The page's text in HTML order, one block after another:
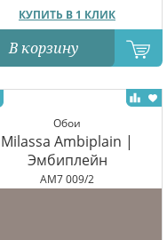
КУПИТЬ В 1 КЛИК
В корзину
Обои
Milassa Ambiplain |
Эмбиплейн
AM7 009/2